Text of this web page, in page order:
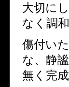
大切に
なく調和
傷付い
な、静
無く完成